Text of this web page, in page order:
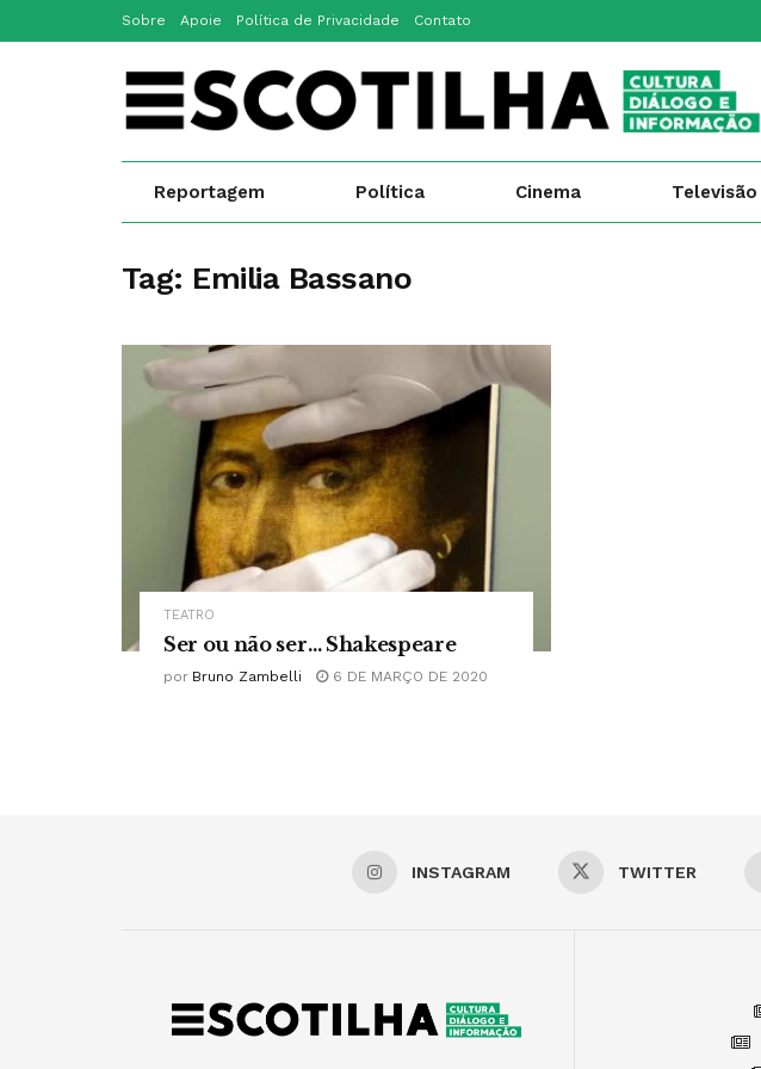
Sobre Apoie Política de Privacidade Contato
Reportagem Política Cinema Televisão
Tag: Emilia Bassano
TEATRO
Ser ou não ser… Shakespeare
por Bruno Zambelli 6 DE MARÇO DE 2020
INSTAGRAM TWITTER